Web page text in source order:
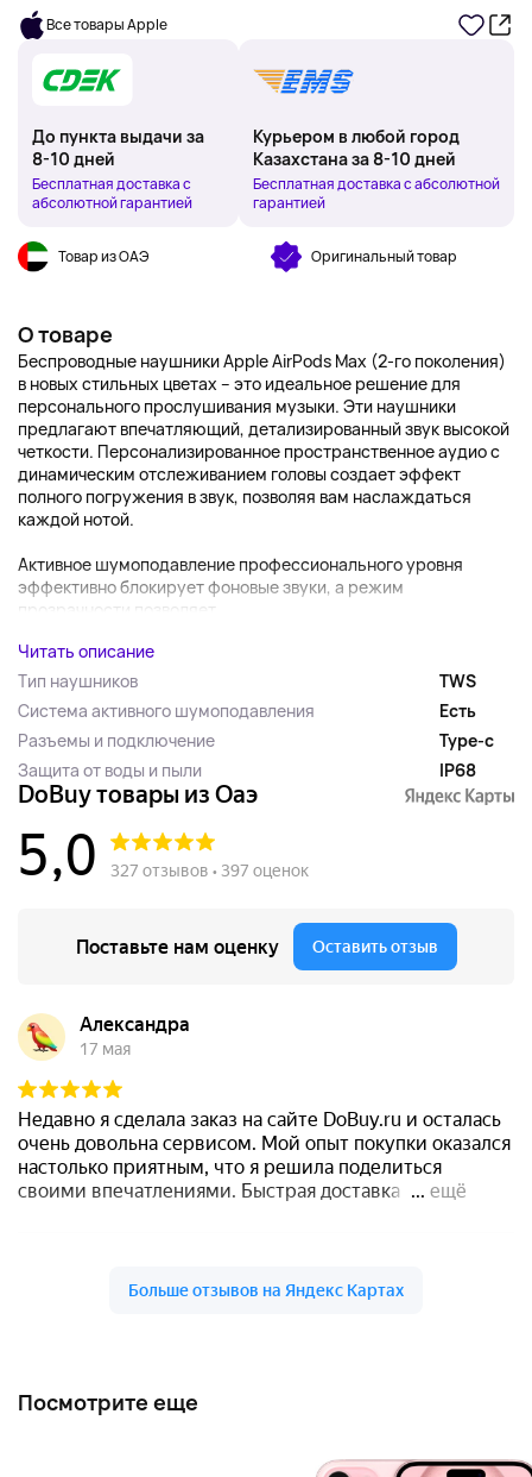
Все товары Apple
До пункта выдачи за
8-10 дней
Бесплатная доставка с
абсолютной гарантией
Курьером в любой город
Казахстана за 8-10 дней
Бесплатная доставка с абсолютной
гарантией
Товар из ОАЭ Оригинальный товар
О товаре
Беспроводные наушники Apple AirPods Max (2-го поколения)
в новых стильных цветах – это идеальное решение для
персонального прослушивания музыки. Эти наушники
предлагают впечатляющий, детализированный звук высокой
четкости. Персонализированное пространственное аудио с
динамическим отслеживанием головы создает эффект
полного погружения в звук, позволяя вам наслаждаться
каждой нотой.
Активное шумоподавление профессионального уровня
эффективно блокирует фоновые звуки, а режим
прозрачности позволяет...
Читать описание
Тип наушников
TWS
Система активного шумоподавления
Есть
Разъемы и подключение
Type-c
Защита от воды и пыли
IP68
Посмотрите еще